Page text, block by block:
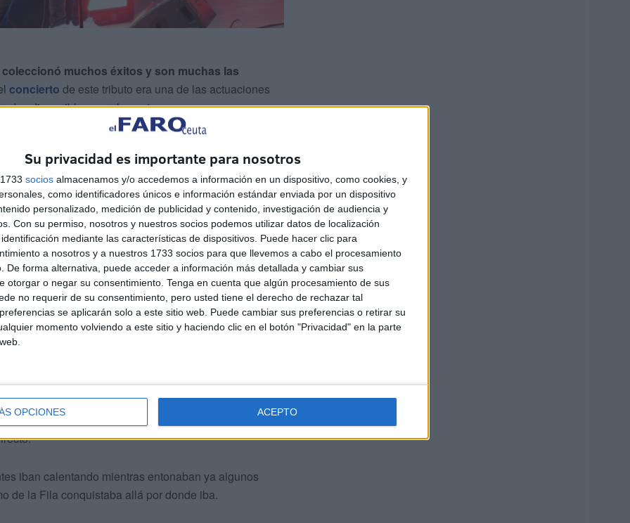
Su privacidad es importante para nosotros
socios almacenamos y/o accedemos a información en un dispositivo, como cookies, y
como identificadores únicos e información estándar enviada por un dispositivo
personalizado, medición de publicidad y contenido, investigación de audiencia y
Con su permiso, nosotros y nuestros socios podemos utilizar datos de localización
mediante las características de dispositivos. Puede hacer clic para
a nosotros y a nuestros 1733 socios para que llevemos a cabo el procesamiento
De forma alternativa, puede acceder a información más detallada y cambiar sus
otorgar o negar su consentimiento. Tenga en cuenta que algún procesamiento de sus
no requerir de su consentimiento, pero usted tiene el derecho de rechazar tal
se aplicarán solo a este sitio web. Puede cambiar sus preferencias o retirar su
momento volviendo a este sitio y haciendo clic en el botón "Privacidad" en la parte
OPCIONES ACEPTO
muchos éxitos y son muchas las
concierto de este tributo era una de las actuaciones
disponibles para la venta.
Los Hombres Rana salieran, el público ha hablado
feria y que teníanmuchas ganas de ver este tributo
faltaran esta noche, el público manifestaba que
algo especial
les habían inculcado esta música y no querían
iban calentando mientras entonaban ya algunos
de la Fila conquistaba allá por donde iba.